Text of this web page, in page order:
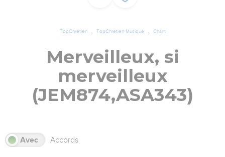
TopChrétien TopChrétien Musique Chant
Merveilleux, si
merveilleux
(JEM874,ASA343)
Avec Accords